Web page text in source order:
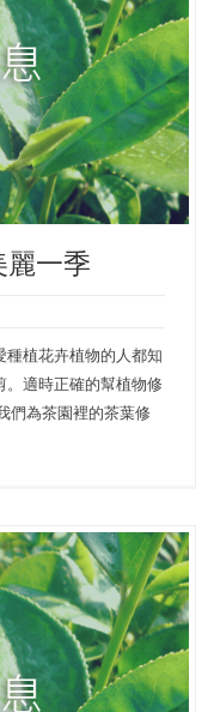
麗一季
植花卉植物的人都知
。適時正確的幫植物修
們為茶園裡的茶葉修